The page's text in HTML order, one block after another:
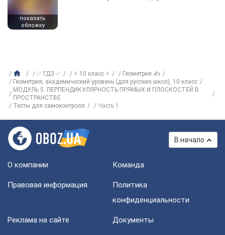
показать
обложку
✅ ГДЗ ✅ ⚡ 10 класс ⚡
Геометрия ✍
Геометрия, академический уровень (для русских школ), 10 класс
МОДУЛЬ 5. ПЕРПЕНДИКУЛЯРНОСТЬ ПРЯМЫХ И ПЛОСКОСТЕЙ В
ПРОСТРАНСТВЕ
Тесты для самоконтроля
Часть 1
В начало
О компании Команда
Правовая информация
Политика
конфиденциальности
Реклама на сайте Документы